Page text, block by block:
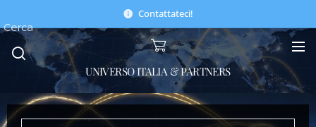
Contattateci!
UNIVERSO ITALIA & PARTNERS
Cerca